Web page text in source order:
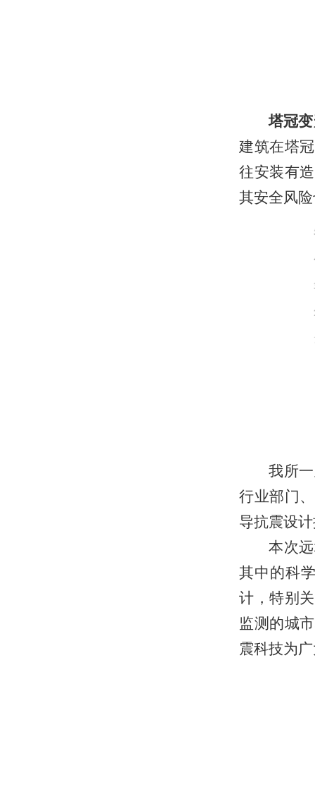
塔冠
建筑在塔
往安装有
其安全风
我所
行业部门
导抗震设
本次
其中的科
计，特别
监测的城
震科技为